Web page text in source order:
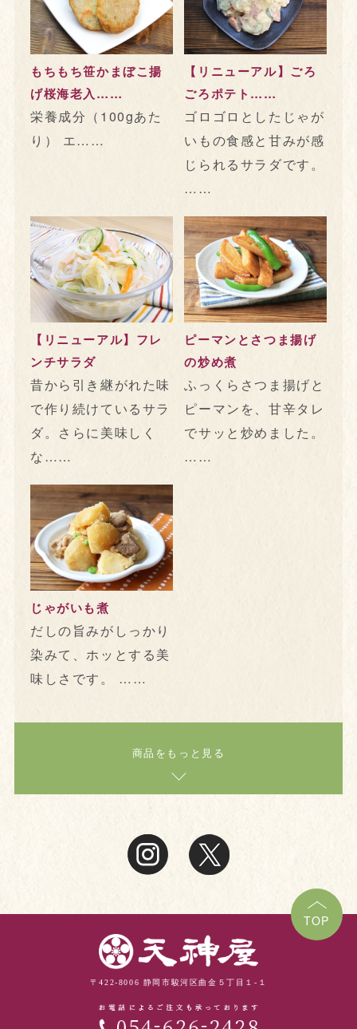
もちもち笹かまぼこ揚
げ桜海老入……
栄養成分（100gあた
り） エ……
【リニューアル】ごろ
ごろポテト……
ゴロゴロとしたじゃが
いもの食感と甘みが感
じられるサラダです。
……
【リニューアル】フレ
ンチサラダ
昔から引き継がれた味
で作り続けているサラ
ダ。さらに美味しく
な……
ピーマンとさつま揚げ
の炒め煮
ふっくらさつま揚げと
ピーマンを、甘辛タレ
でサッと炒めました。
……
じゃがいも煮
だしの旨みがしっかり
染みて、ホッとする美
味しさです。 ……
商品をもっと見る
TOP
〒422-8006 静岡市駿河区曲金５丁目１-１